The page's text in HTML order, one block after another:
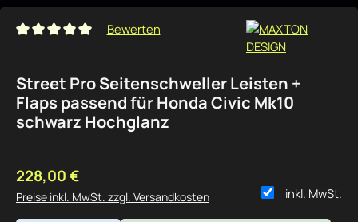
Durchschnittliche Bewertung von 0 von 5 Sternen
Bewerten
Street Pro Seitenschweller Leisten +
Flaps passend für Honda Civic Mk10
schwarz Hochglanz
Regulärer Preis:
228,00 €
inkl. MwSt.
Preise inkl. MwSt. zzgl. Versandkosten